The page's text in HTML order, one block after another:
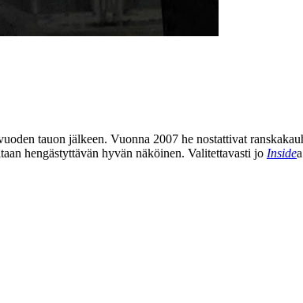
tauon jälkeen. Vuonna 2007 he nostattivat
hengästyttävän hyvän näköinen. Valitettavasti jo Inside